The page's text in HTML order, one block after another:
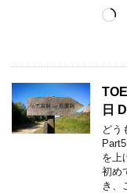
日
どう
を上
初め
き、